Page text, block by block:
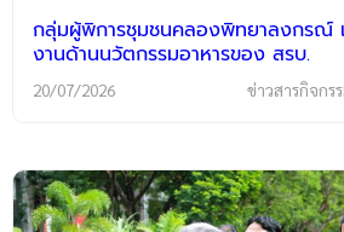
กลุ่มผู้พิการชุมชนคลองพิทยาลงกรณ์
งานด้านนวัตกรรมอาหารของ สรบ.
20/07/2026 ข่าวสารกิจกร